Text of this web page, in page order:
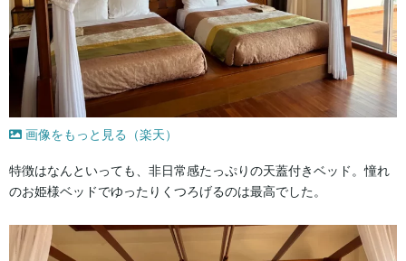
画像をもっと見る（楽天）
特徴はなんといっても、非日常感たっぷりの天蓋付きベッド。憧れ
のお姫様ベッドでゆったりくつろげるのは最高でした。